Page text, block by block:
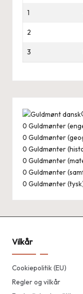
1
2
3
0 Guldmønter
0 Guldmønter
0 Guldmønter
0 Guldmønter
0 Guldmønter
0 Guldmønter
Vilkår
Cookiepolitik (EU)
Regler og vilkår